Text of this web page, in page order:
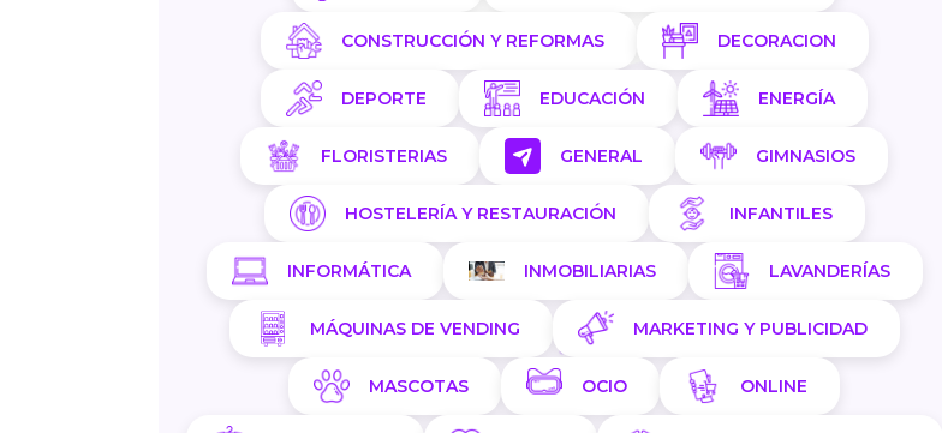
CONSTRUCCIÓN Y REFORMAS DECORACION
DEPORTE EDUCACIÓN ENERGÍA
FLORISTERIAS GENERAL GIMNASIOS
HOSTELERÍA Y RESTAURACIÓN INFANTILES
INFORMÁTICA INMOBILIARIAS LAVANDERÍAS
MÁQUINAS DE VENDING MARKETING Y PUBLICIDAD
MASCOTAS OCIO ONLINE